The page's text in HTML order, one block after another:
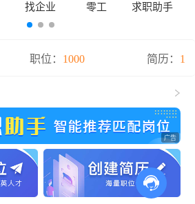
找企业 零工 求职助手
职位： 1000 简历： 1